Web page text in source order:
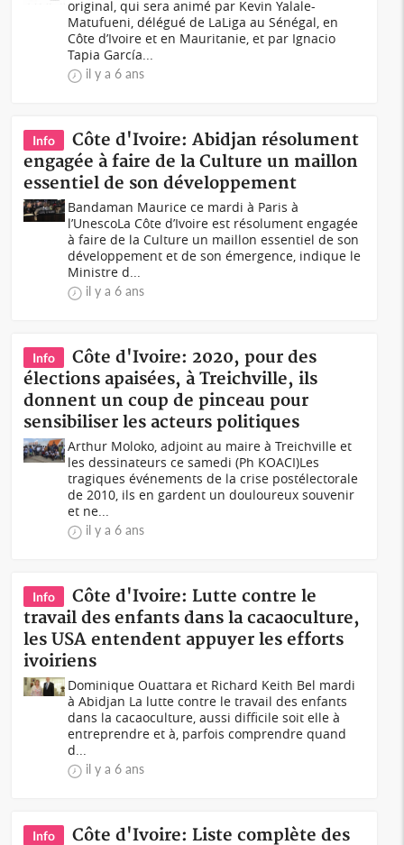
original, qui sera animé par Kevin Yalale-
Matufueni, délégué de LaLiga au Sénégal, en
Côte d’Ivoire et en Mauritanie, et par Ignacio
Tapia García...
il y a 6 ans
Info
Côte d'Ivoire: Abidjan résolument
engagée à faire de la Culture un maillon
essentiel de son développement
Bandaman Maurice ce mardi à Paris à
l’UnescoLa Côte d’Ivoire est résolument engagée
à faire de la Culture un maillon essentiel de son
développement et de son émergence, indique le
Ministre d...
il y a 6 ans
Info
Côte d'Ivoire: 2020, pour des
élections apaisées, à Treichville, ils
donnent un coup de pinceau pour
sensibiliser les acteurs politiques
Arthur Moloko, adjoint au maire à Treichville et
les dessinateurs ce samedi (Ph KOACI)Les
tragiques événements de la crise postélectorale
de 2010, ils en gardent un douloureux souvenir
et ne...
il y a 6 ans
Info
Côte d'Ivoire: Lutte contre le
travail des enfants dans la cacaoculture,
les USA entendent appuyer les efforts
ivoiriens
Dominique Ouattara et Richard Keith Bel mardi
à Abidjan La lutte contre le travail des enfants
dans la cacaoculture, aussi difficile soit elle à
entreprendre et à, parfois comprendre quand
d...
il y a 6 ans
Info Côte d'Ivoire: Liste complète des